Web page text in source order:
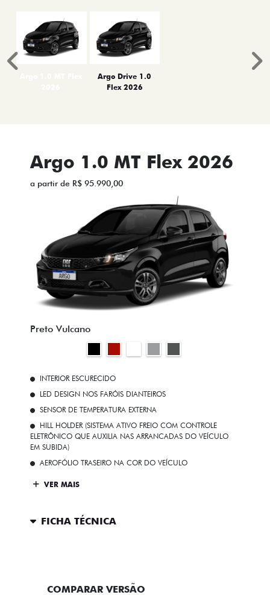
Argo Drive 1.0
Flex 2026
Anterior
Argo 1.0 MT Flex 2026
a partir de R$ 95.990,00
Preto Vulcano
INTERIOR ESCURECIDO
LED DESIGN NOS FARÓIS DIANTEIROS
SENSOR DE TEMPERATURA EXTERNA
HILL HOLDER (SISTEMA ATIVO FREIO COM CONTROLE
ELETRÔNICO QUE AUXILIA NAS ARRANCADAS DO VEÍCULO
EM SUBIDA)
AEROFÓLIO TRASEIRO NA COR DO VEÍCULO
VER MAIS
FICHA TÉCNICA
COMPARAR VERSÃO